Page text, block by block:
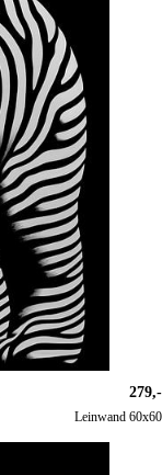
279,-
Leinwand 60x60